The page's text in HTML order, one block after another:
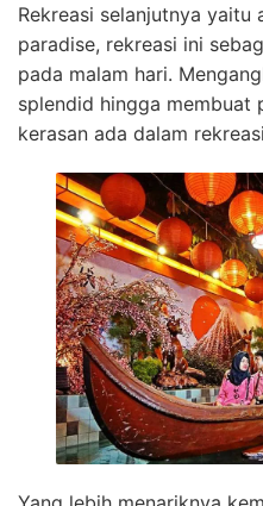
Rekreasi selanjutnya yaitu
paradise, rekreasi ini
pada malam hari.
splendid hingga membuat
kerasan ada dalam